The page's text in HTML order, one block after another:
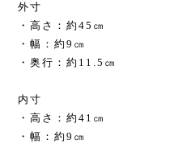
外寸
・高さ：約45㎝
・幅：約9㎝
・奥行：約11.5㎝
内寸
・高さ：約41㎝
・幅：約9㎝